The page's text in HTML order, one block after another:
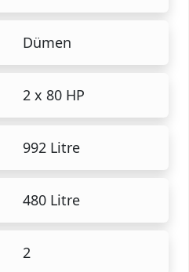
Dümen
2 x 80 HP
992 Litre
480 Litre
2